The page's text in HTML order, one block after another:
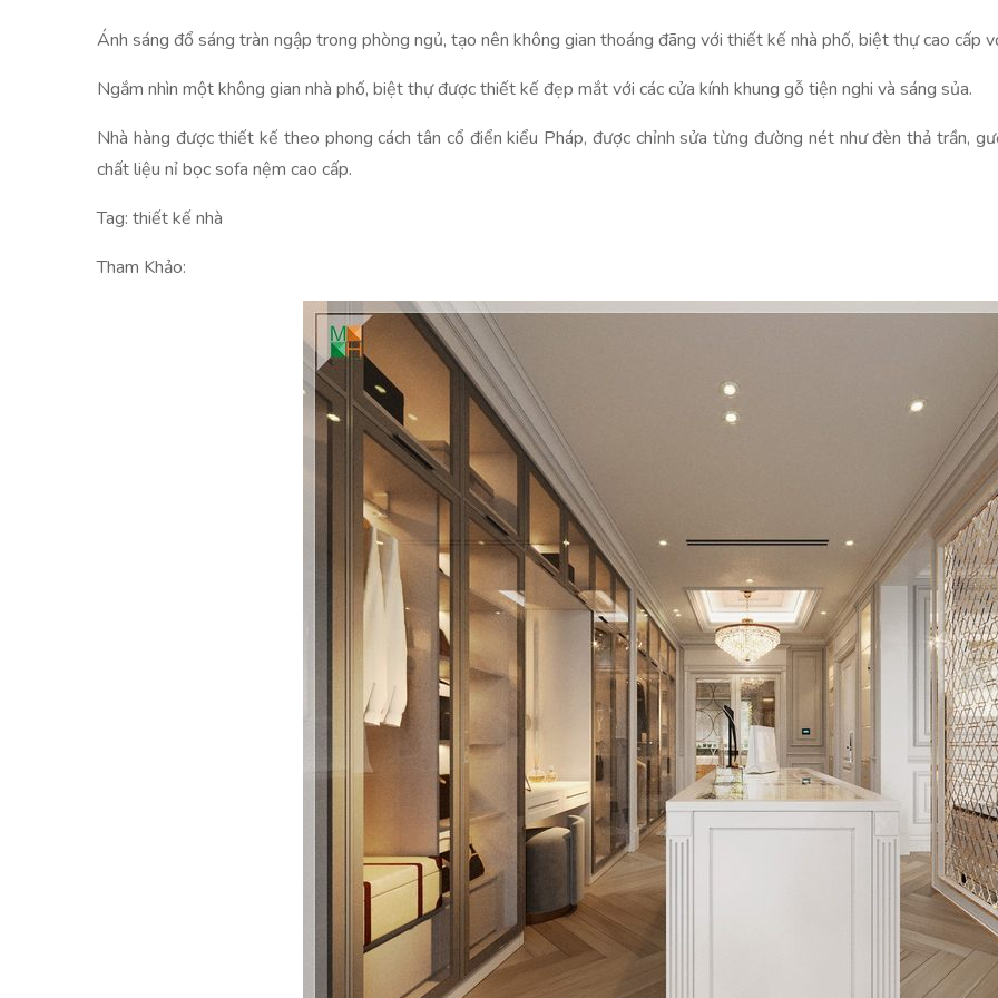
Ánh sáng đổ sáng tràn ngập trong phòng ngủ, tạo nên không gian thoáng đãng với thiết kế nhà phố, biệt thự cao cấp
Ngắm nhìn một không gian nhà phố, biệt thự được thiết kế đẹp mắt với các cửa kính khung gỗ tiện nghi và sáng sủa.
Nhà hàng được thiết kế theo phong cách tân cổ điển kiểu Pháp, được chỉnh sửa từng đường nét như đèn thả trần,
chất liệu nỉ bọc sofa nệm cao cấp.
Tag: thiết kế nhà
Tham Khảo: